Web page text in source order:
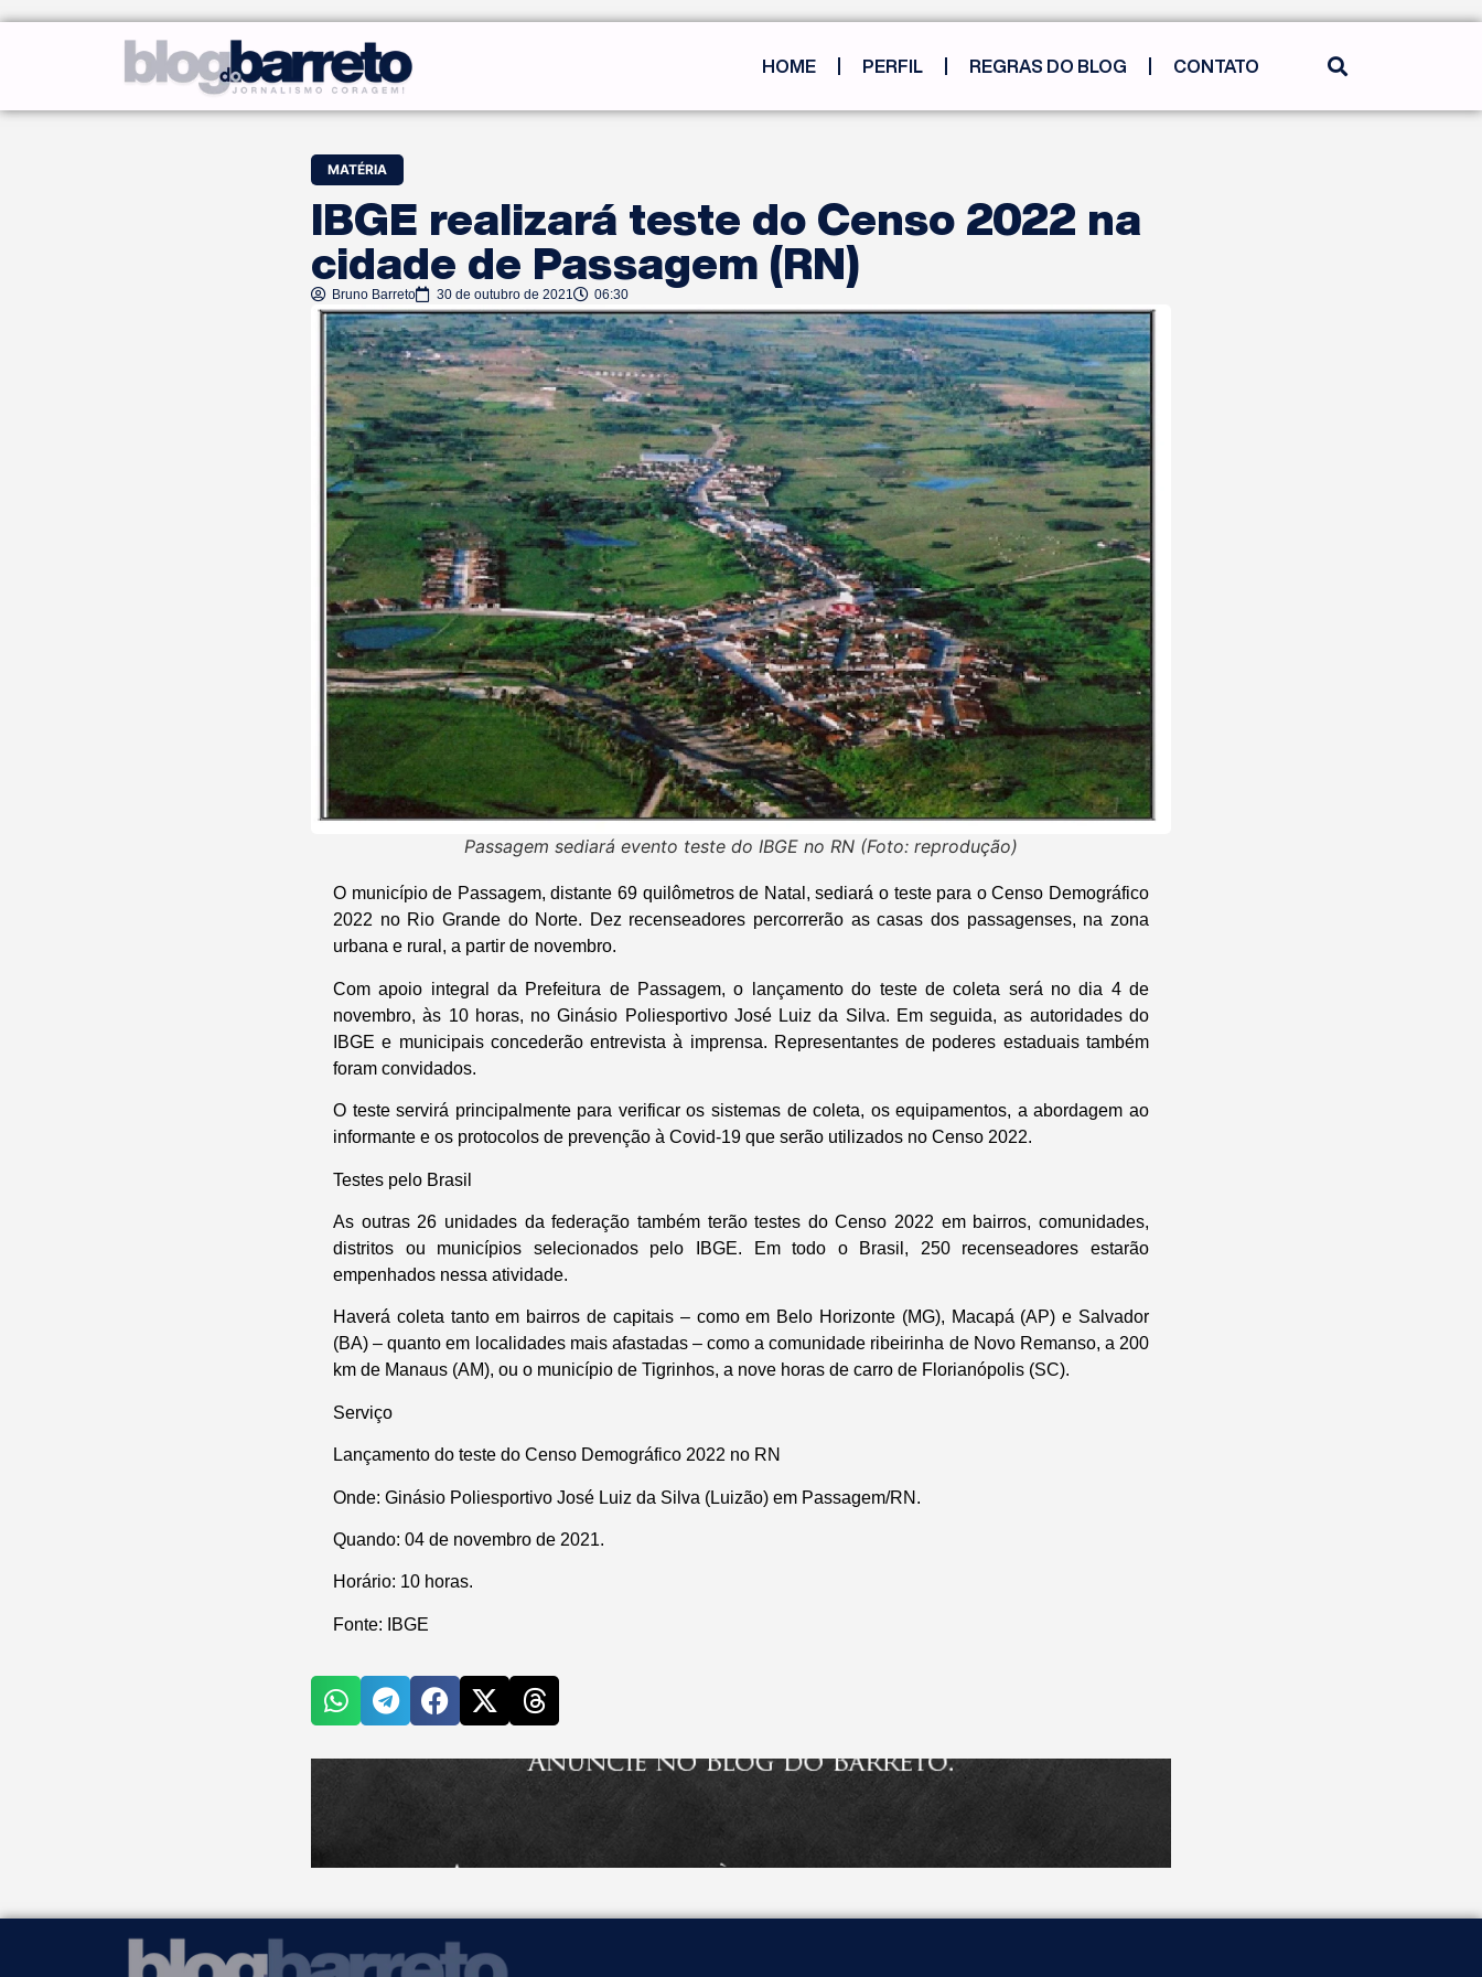
HOME PERFIL REGRAS DO BLOG CONTATO
MATÉRIA
IBGE realizará teste do Censo 2022 na
cidade de Passagem (RN)
Bruno Barreto 30 de outubro de 2021 06:30
Passagem sediará evento teste do IBGE no RN (Foto: reprodução)
O município de Passagem, distante 69 quilômetros de Natal, sediará o teste para o Censo Demográfico
2022 no Rio Grande do Norte. Dez recenseadores percorrerão as casas dos passagenses, na zona
urbana e rural, a partir de novembro.
Com apoio integral da Prefeitura de Passagem, o lançamento do teste de coleta será no dia 4 de
novembro, às 10 horas, no Ginásio Poliesportivo José Luiz da Silva. Em seguida, as autoridades do
IBGE e municipais concederão entrevista à imprensa. Representantes de poderes estaduais também
foram convidados.
O teste servirá principalmente para verificar os sistemas de coleta, os equipamentos, a abordagem ao
informante e os protocolos de prevenção à Covid-19 que serão utilizados no Censo 2022.
Testes pelo Brasil
As outras 26 unidades da federação também terão testes do Censo 2022 em bairros, comunidades,
distritos ou municípios selecionados pelo IBGE. Em todo o Brasil, 250 recenseadores estarão
empenhados nessa atividade.
Haverá coleta tanto em bairros de capitais – como em Belo Horizonte (MG), Macapá (AP) e Salvador
(BA) – quanto em localidades mais afastadas – como a comunidade ribeirinha de Novo Remanso, a 200
km de Manaus (AM), ou o município de Tigrinhos, a nove horas de carro de Florianópolis (SC).
Serviço
Lançamento do teste do Censo Demográfico 2022 no RN
Onde: Ginásio Poliesportivo José Luiz da Silva (Luizão) em Passagem/RN.
Quando: 04 de novembro de 2021.
Horário: 10 horas.
Fonte: IBGE